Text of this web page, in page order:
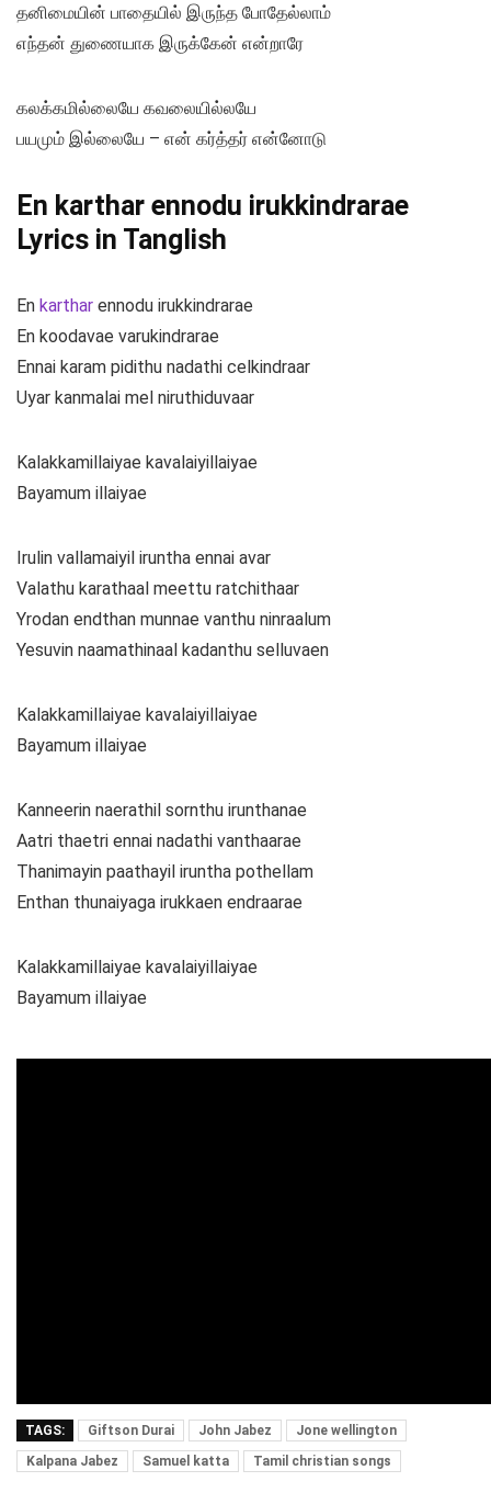
தனிமையின் பாதையில் இருந்த போதேல்லாம்
எந்தன் துணையாக இருக்கேன் என்றாரே
கலக்கமில்லையே கவலையில்லயே
பயமும் இல்லையே – என் கர்த்தர் என்னோடு
En karthar ennodu irukkindrarae
Lyrics in Tanglish
En karthar ennodu irukkindrarae
En koodavae varukindrarae
Ennai karam pidithu nadathi celkindraar
Uyar kanmalai mel niruthiduvaar
Kalakkamillaiyae kavalaiyillaiyae
Bayamum illaiyae
Irulin vallamaiyil iruntha ennai avar
Valathu karathaal meettu ratchithaar
Yrodan endthan munnae vanthu ninraalum
Yesuvin naamathinaal kadanthu selluvaen
Kalakkamillaiyae kavalaiyillaiyae
Bayamum illaiyae
Kanneerin naerathil sornthu irunthanae
Aatri thaetri ennai nadathi vanthaarae
Thanimayin paathayil iruntha pothellam
Enthan thunaiyaga irukkaen endraarae
Kalakkamillaiyae kavalaiyillaiyae
Bayamum illaiyae
TAGS: Giftson Durai John Jabez
Jone wellington
Kalpana Jabez
Samuel katta Tamil christian songs